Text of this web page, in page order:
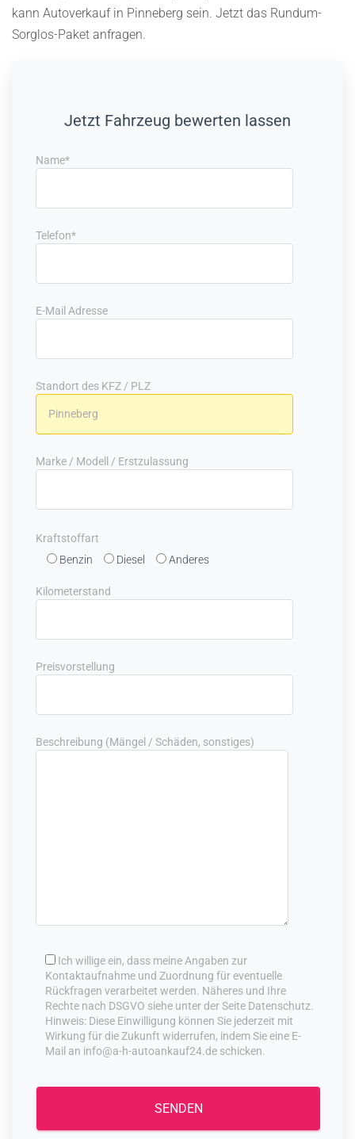
kann Autoverkauf in Pinneberg sein. Jetzt das Rundum-
Sorglos-Paket anfragen.
Jetzt Fahrzeug bewerten lassen
Name*
Telefon*
E-Mail Adresse
Standort des KFZ / PLZ
Marke / Modell / Erstzulassung
Kraftstoffart
Benzin
Diesel Anderes
Kilometerstand
Preisvorstellung
Beschreibung (Mängel / Schäden, sonstiges)
Ich willige ein, dass meine Angaben zur
Kontaktaufnahme und Zuordnung für eventuelle
Rückfragen verarbeitet werden. Näheres und Ihre
Rechte nach DSGVO siehe unter der Seite Datenschutz.
Hinweis: Diese Einwilligung können Sie jederzeit mit
Wirkung für die Zukunft widerrufen, indem Sie eine E-
Mail an info@a-h-autoankauf24.de schicken.